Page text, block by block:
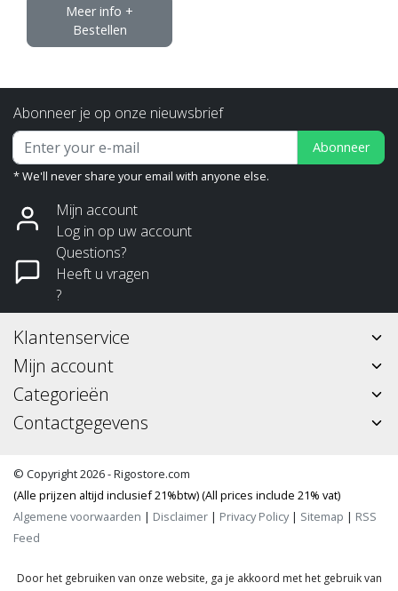
Meer info +
Bestellen
Abonneer je op onze nieuwsbrief
Abonneer
* We'll never share your email with anyone else.
Mijn account
Log in op uw account
Questions?
Heeft u vragen
?
Klantenservice
Mijn account
Categorieën
Contactgegevens
© Copyright 2026 - Rigostore.com
(Alle prijzen altijd inclusief 21%btw) (All prices include 21% vat)
Algemene voorwaarden | Disclaimer | Privacy Policy| Sitemap | RSS
Feed
Door het gebruiken van onze website, ga je akkoord met het gebruik van